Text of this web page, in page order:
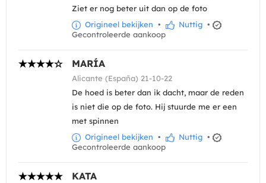
Ziet er nog beter uit dan op de foto
Origineel bekijken • Nuttig •
Gecontroleerde aankoop
MARÍA
Alicante (España) 21-10-22
De hoed is beter dan ik dacht, maar de reden
is niet die op de foto. Hij stuurde me er een
met spinnen
Origineel bekijken • Nuttig •
Gecontroleerde aankoop
KATA